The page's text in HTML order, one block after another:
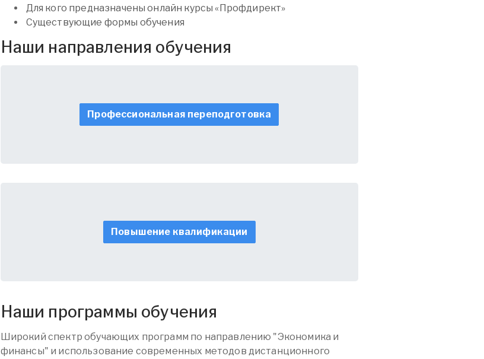
Для кого предназначены онлайн курсы «Профдирект»
Существующие формы обучения
Наши направления обучения
Профессиональная переподготовка
Повышение квалификации
Наши программы обучения
Широкий спектр обучающих программ по направлению "Экономика и
финансы" и использование современных методов дистанционного